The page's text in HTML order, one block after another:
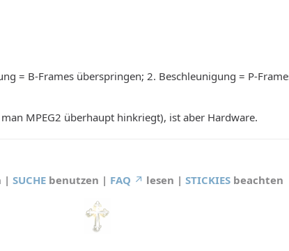
= B-Frames überspringen; 2. Beschleunigung = P-
MPEG2 überhaupt hinkriegt), ist aber Hardware.
| SUCHE benutzen | FAQ lesen | STICKIES beachten